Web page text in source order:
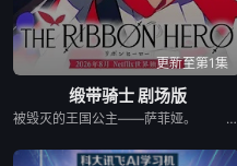
更新至第1集
缎带骑士 剧场版
被毁灭的王国公主——萨菲娅。 灾厄“内尔伽勒”夺走了她故乡希尔弗兰的一切，她在绝望的尽头，抵达了戈尔德兰。 她怀抱着过往，在人们的温柔相待中，开始觅得一丝微小的希望。 然而，仿佛是为了嘲弄这份平静的日常，灾厄“内尔伽勒”再度降临。 曾将故乡化为灰烬的绝望，如今又要夺走这片土地的光芒。 ——已经，不会再失去任何东西。也不会让任何人失去。 少女拂去悲伤的泪水，执剑而起。 这是一个系上缎带、决心反抗命运的，属于一位英雄的故事。